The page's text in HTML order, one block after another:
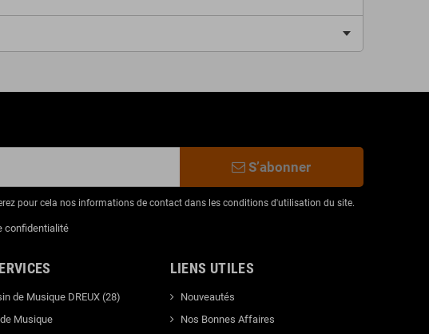
S’abonner
pour cela nos informations de contact dans les conditions d'utilisation du site.
confidentialité
de Musique DREUX (28)
Musique
LIENS UTILES
Nouveautés
Nos Bonnes Affaires